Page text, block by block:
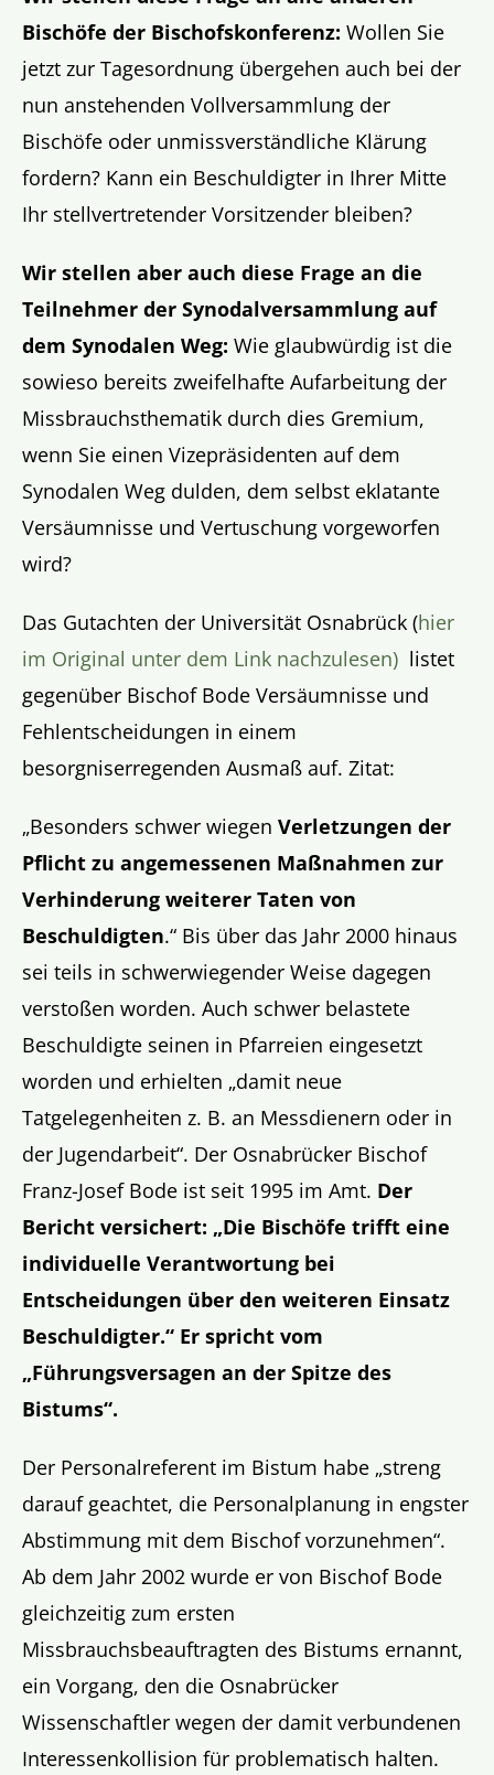
Bischöfe der Bischofskonferenz: Wollen Sie
jetzt zur Tagesordnung übergehen auch bei der
nun anstehenden Vollversammlung der
Bischöfe oder unmissverständliche Klärung
fordern? Kann ein Beschuldigter in Ihrer Mitte
Ihr stellvertretender Vorsitzender bleiben?
Wir stellen aber auch diese Frage an die
Teilnehmer der Synodalversammlung auf
dem Synodalen Weg: Wie glaubwürdig ist die
sowieso bereits zweifelhafte Aufarbeitung der
Missbrauchsthematik durch dies Gremium,
wenn Sie einen Vizepräsidenten auf dem
Synodalen Weg dulden, dem selbst eklatante
Versäumnisse und Vertuschung vorgeworfen
wird?
Das Gutachten der Universität Osnabrück (hier
im Original unter dem Link nachzulesen) listet
gegenüber Bischof Bode Versäumnisse und
Fehlentscheidungen in einem
besorgniserregenden Ausmaß auf. Zitat:
„Besonders schwer wiegen Verletzungen der
Pflicht zu angemessenen Maßnahmen zur
Verhinderung weiterer Taten von
Beschuldigten.“ Bis über das Jahr 2000 hinaus
sei teils in schwerwiegender Weise dagegen
verstoßen worden. Auch schwer belastete
Beschuldigte seinen in Pfarreien eingesetzt
worden und erhielten „damit neue
Tatgelegenheiten z. B. an Messdienern oder in
der Jugendarbeit“. Der Osnabrücker Bischof
Franz-Josef Bode ist seit 1995 im Amt. Der
Bericht versichert: „Die Bischöfe trifft eine
individuelle Verantwortung bei
Entscheidungen über den weiteren Einsatz
Beschuldigter.“ Er spricht vom
„Führungsversagen an der Spitze des
Bistums“.
Der Personalreferent im Bistum habe „streng
darauf geachtet, die Personalplanung in engster
Abstimmung mit dem Bischof vorzunehmen“.
Ab dem Jahr 2002 wurde er von Bischof Bode
gleichzeitig zum ersten
Missbrauchsbeauftragten des Bistums ernannt,
ein Vorgang, den die Osnabrücker
Wissenschaftler wegen der damit verbundenen
Interessenkollision für problematisch halten.